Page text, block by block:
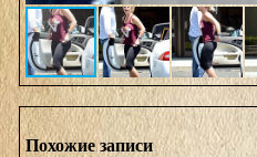
Похожие записи